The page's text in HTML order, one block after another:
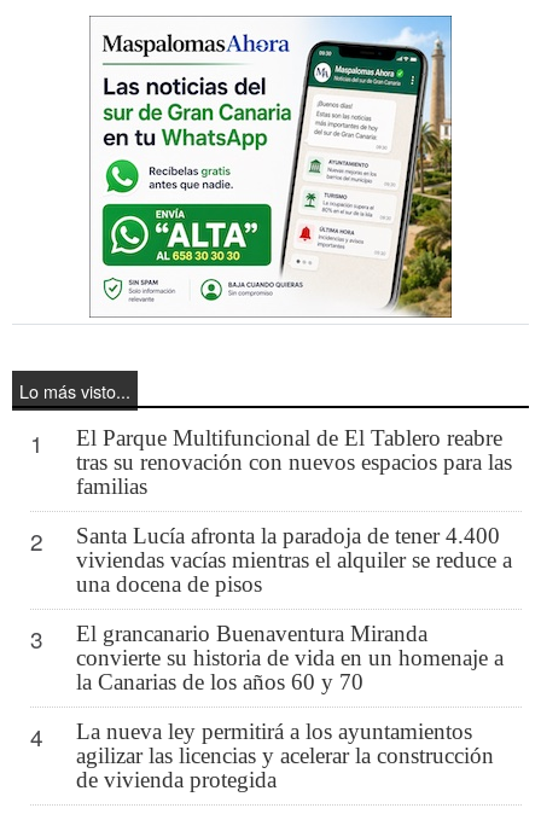
Lo más visto...
1
El Parque Multifuncional de El Tablero reabre
tras su renovación con nuevos espacios para las
familias
2
Santa Lucía afronta la paradoja de tener 4.400
viviendas vacías mientras el alquiler se reduce a
una docena de pisos
3
El grancanario Buenaventura Miranda
convierte su historia de vida en un homenaje a
la Canarias de los años 60 y 70
4
La nueva ley permitirá a los ayuntamientos
agilizar las licencias y acelerar la construcción
de vivienda protegida